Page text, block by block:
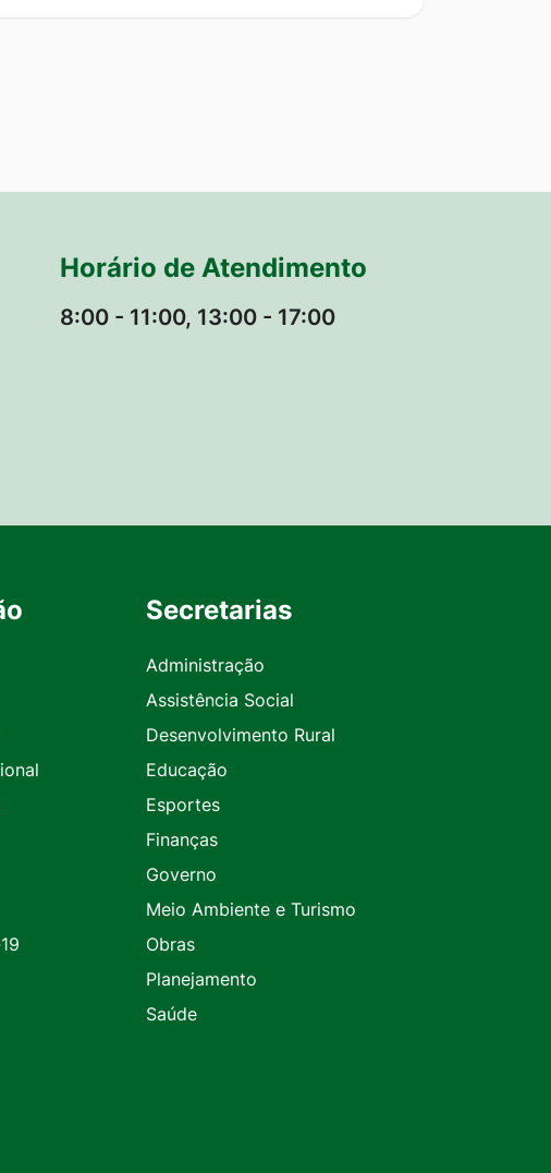
Horário de Atendimento
8:00 - 11:00, 13:00 - 17:00
Secretarias
Administração
Assistência Social
Desenvolvimento Rural
Educação
Esportes
Finanças
Governo
Meio Ambiente e Turismo
Obras
Planejamento
Saúde